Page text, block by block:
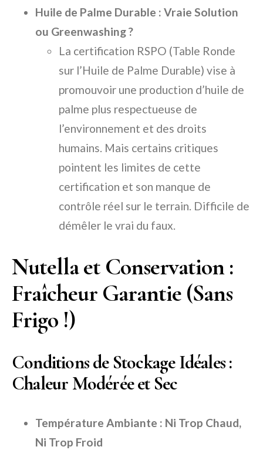
Huile de Palme Durable : Vraie Solution
ou Greenwashing ?
La certification RSPO (Table Ronde
sur l’Huile de Palme Durable) vise à
promouvoir une production d’huile de
palme plus respectueuse de
l’environnement et des droits
humains. Mais certains critiques
pointent les limites de cette
certification et son manque de
contrôle réel sur le terrain. Difficile de
démêler le vrai du faux.
Nutella et Conservation :
Fraîcheur Garantie (Sans
Frigo !)
Conditions de Stockage Idéales :
Chaleur Modérée et Sec
Température Ambiante : Ni Trop Chaud,
Ni Trop Froid